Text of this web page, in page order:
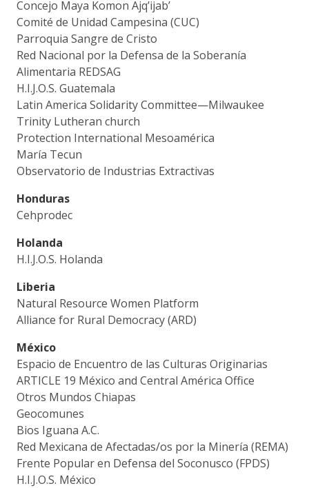
Concejo Maya Komon Ajq’ijab’
Comité de Unidad Campesina (CUC)
Parroquia Sangre de Cristo
Red Nacional por la Defensa de la Soberanía
Alimentaria REDSAG
H.I.J.O.S. Guatemala
Latin America Solidarity Committee—Milwaukee
Trinity Lutheran church
Protection International Mesoamérica
María Tecun
Observatorio de Industrias Extractivas
Honduras
Cehprodec
Holanda
H.I.J.O.S. Holanda
Liberia
Natural Resource Women Platform
Alliance for Rural Democracy (ARD)
México
Espacio de Encuentro de las Culturas Originarias
ARTICLE 19 México and Central América Office
Otros Mundos Chiapas
Geocomunes
Bios Iguana A.C.
Red Mexicana de Afectadas/os por la Minería (REMA)
Frente Popular en Defensa del Soconusco (FPDS)
H.I.J.O.S. México